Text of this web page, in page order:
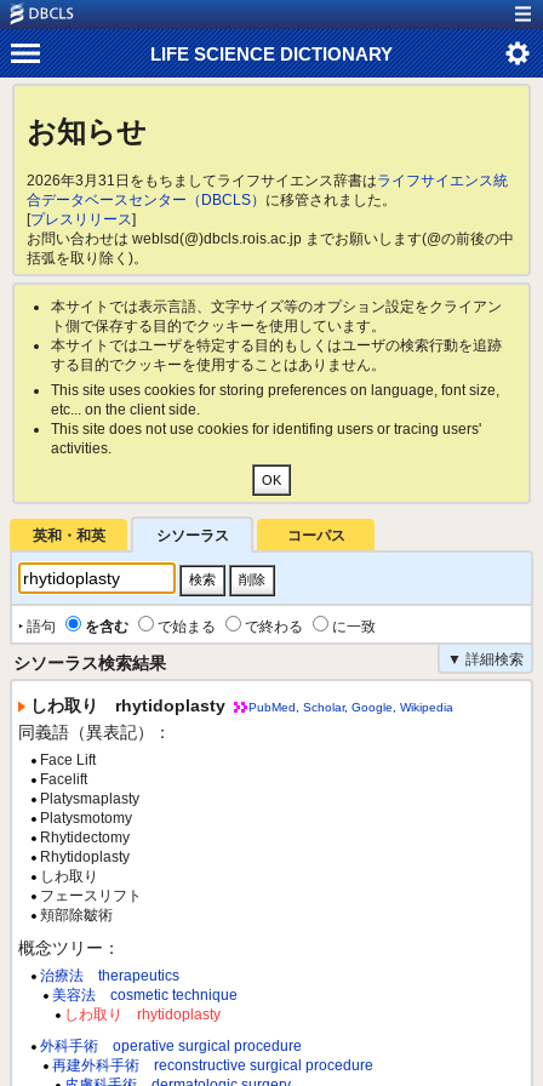
LIFE SCIENCE DICTIONARY
お知らせ
2026年3月31日をもちましてライフサイエンス辞書はライフサイエンス統
合データベースセンター（DBCLS） に移管されました。
[プレスリリース]
お問い合わせは weblsd(@)dbcls.rois.ac.jp までお願いします(@の前後の中
括弧を取り除く)。
本サイトでは表示言語、文字サイズ等のオプション設定をクライアン
ト側で保存する目的でクッキーを使用しています。
本サイトではユーザを特定する目的もしくはユーザの検索行動を追跡
する目的でクッキーを使用することはありません。
This site uses cookies for storing preferences on language, font size,
etc... on the client side.
This site does not use cookies for identifing users or tracing users'
activities.
英和・和英 シソーラス コーパス
‣ 語句 を含む で始まる で終わる
に一致
▼ 詳細検索
シソーラス検索結果
しわ取り rhytidoplasty PubMed Scholar, Google Wikipedia
同義語（異表記）：
Face Lift
Facelift
Platysmaplasty
Platysmotomy
Rhytidectomy
Rhytidoplasty
しわ取り
フェースリフト
頬部除皺術
概念ツリー：
治療法 therapeutics
美容法 cosmetic technique
しわ取り rhytidoplasty
外科手術 operative surgical procedure
再建外科手術 reconstructive surgical procedure